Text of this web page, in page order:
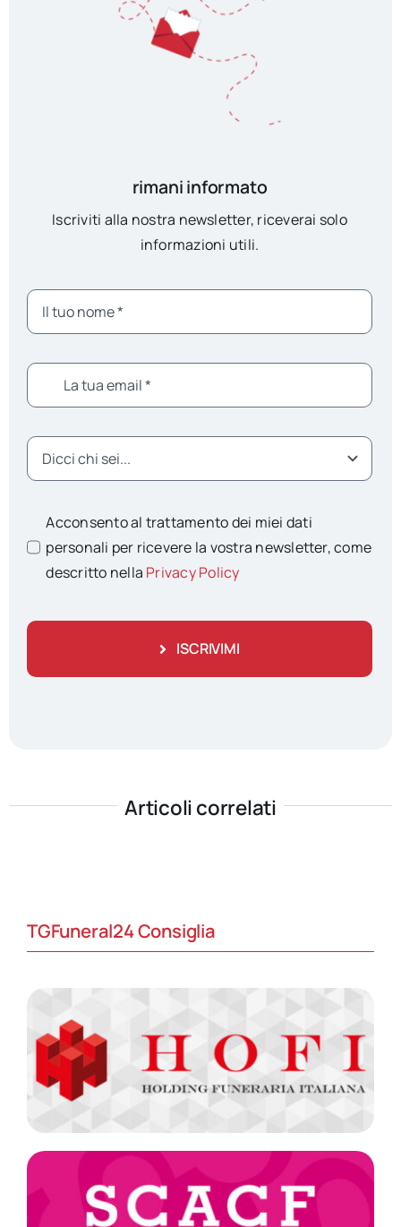
rimani informato
Iscriviti alla nostra newsletter, riceverai solo
informazioni utili.
Acconsento al trattamento dei miei dati
personali per ricevere la vostra newsletter, come
descritto nella Privacy Policy
ISCRIVIMI
Articoli correlati
TGFuneral24 Consiglia